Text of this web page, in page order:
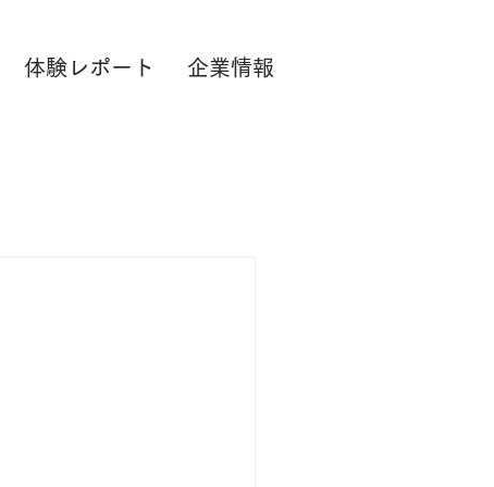
体験レポート 企業情報